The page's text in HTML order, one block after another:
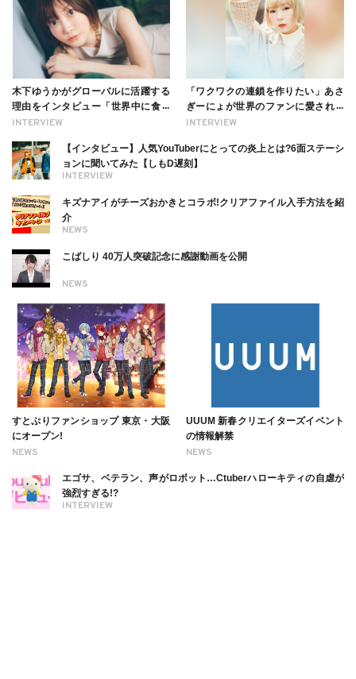
INTERVIEW
木下ゆうかがグローバルに活躍する
理由をインタビュー「世界中に食べ
る幸せを伝えたい」新事務所加入に
INTERVIEW
「ワクワクの連鎖を作りたい」あさ
ぎーにょが世界のファンに愛される
理由【インタビュー】
INTERVIEW
【インタビュー】人気YouTuberにとっての炎上とは?6面ステーシ
ョンに聞いてみた【しもD遅刻】
NEWS
キズナアイがチーズおかきとコラボ!クリアファイル入手方法を紹
介
NEWS
こばしり 40万人突破記念に感謝動画を公開
NEWS
すとぷりファンショップ 東京・大阪
にオープン!
NEWS
UUUM 新春クリエイターズイベント
の情報解禁
INTERVIEW
エゴサ、ベテラン、声がロボット…Ctuberハローキティの自虐が
強烈すぎる!?